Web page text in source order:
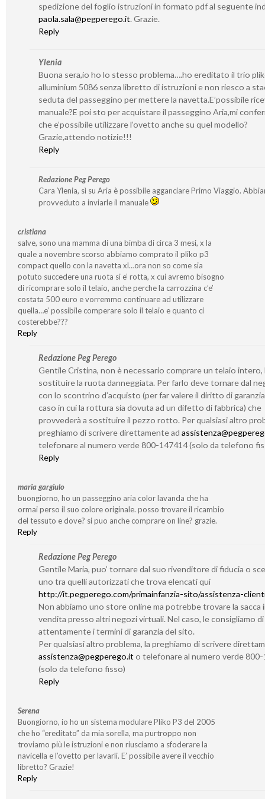
spedizione del foglio istruzioni in formato pdf al seguente
paola.sala@pegperego.it. Grazie.
Reply
Ylenia
Buona sera,io ho lo stesso problema….ho ereditato il trio
alluminium 5086 senza libretto di istruzioni e non riesco a
seduta del passeggino per mettere la navetta.E’possibile
manuale?E poi sto per acquistare il passeggino Aria,mi
che e’possibile utilizzare l’ovetto anche su quel modello?
Grazie,attendo notizie!!!
Reply
Redazione Peg Perego
Cara Ylenia, sì su Aria è possibile agganciare Primo Viaggio.
provveduto a inviarle il manuale
cristiana
salve, sono una mamma di una bimba di circa 3 mesi, x la
quale a novembre scorso abbiamo comprato il pliko p3
compact quello con la navetta xl…ora non so come sia
potuto succedere una ruota si e’ rotta, x cui avremo bisogno
di ricomprare solo il telaio, anche perche la carrozzina c’e’
costata 500 euro e vorremmo continuare ad utilizzare
quella…e’ possibile comperare solo il telaio e quanto ci
costerebbe???
Reply
Redazione Peg Perego
Gentile Cristina, non è necessario comprare un telaio intero,
sostituire la ruota danneggiata. Per farlo deve tornare dal
con lo scontrino d’acquisto (per far valere il diritto di
caso in cui la rottura sia dovuta ad un difetto di fabbrica) che
provvederà a sostituire il pezzo rotto. Per qualsiasi altro
preghiamo di scrivere direttamente ad
telefonare al numero verde 800-147414 (solo da telefono
Reply
maria gargiulo
buongiorno, ho un passeggino aria color lavanda che ha
ormai perso il suo colore originale. posso trovare il ricambio
del tessuto e dove? si puo anche comprare on line? grazie.
Reply
Redazione Peg Perego
Gentile Maria, puo’ tornare dal suo rivenditore di fiducia o
uno tra quelli autorizzati che trova elencati qui
http://it.pegperego.com/primainfanzia-sito/assistenza-
Non abbiamo uno store online ma potrebbe trovare la sacca
vendita presso altri negozi virtuali. Nel caso, le consigliamo
attentamente i termini di garanzia del sito.
Per qualsiasi altro problema, la preghiamo di scrivere
assistenza@pegperego.ito telefonare al numero verde 800-
(solo da telefono fisso)
Reply
Serena
Buongiorno, io ho un sistema modulare Pliko P3 del 2005
che ho “ereditato” da mia sorella, ma purtroppo non
troviamo più le istruzioni e non riusciamo a sfoderare la
navicella e l’ovetto per lavarli. E’ possibile avere il vecchio
libretto? Grazie!
Reply